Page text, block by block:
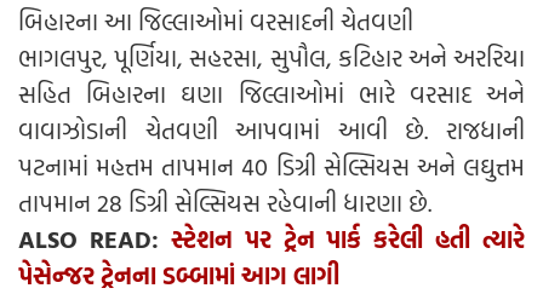
બિહારના આ જિલ્લાઓમાં વરસાદની ચેતવણી
ભાગલપુર, પૂર્ણિયા, સહરસા, સુપૌલ, કટિહાર અને અરરિયા
સહિત બિહારના ઘણા જિલ્લાઓમાં ભારે વરસાદ અને
વાવાઝોડાની ચેતવણી આપવામાં આવી છે. રાજધાની
પટનામાં મહત્તમ તાપમાન 40 ડિગ્રી સેલ્સિયસ અને લઘુત્તમ
તાપમાન 28 ડિગ્રી સેલ્સિયસ રહેવાની ધારણા છે.
ALSO READ: સ્ટેશન પર ટ્રેન પાર્ક કરેલી હતી ત્યારે
પેસેન્જર ટ્રેનના ડબ્બામાં આગ લાગી